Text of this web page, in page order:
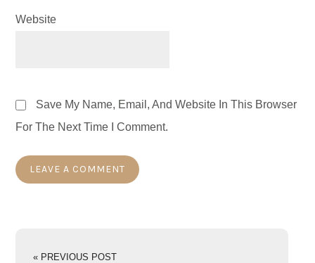
Website
Save My Name, Email, And Website In This Browser
For The Next Time I Comment.
« PREVIOUS POST